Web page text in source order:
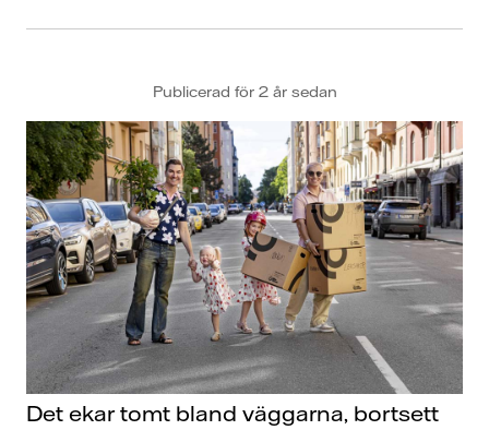
Publicerad för 2 år sedan
Det ekar tomt bland väggarna, bortsett